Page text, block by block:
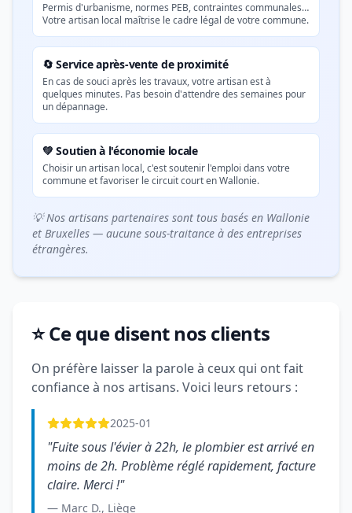
Permis d'urbanisme, normes PEB, contraintes communales…
Votre artisan local maîtrise le cadre légal de votre commune.
🔄 Service après-vente de proximité
En cas de souci après les travaux, votre artisan est à
quelques minutes. Pas besoin d'attendre des semaines pour
un dépannage.
💚 Soutien à l'économie locale
Choisir un artisan local, c'est soutenir l'emploi dans votre
commune et favoriser le circuit court en Wallonie.
💡 Nos artisans partenaires sont tous basés en Wallonie
et Bruxelles — aucune sous-traitance à des entreprises
étrangères.
⭐ Ce que disent nos clients
On préfère laisser la parole à ceux qui ont fait
confiance à nos artisans. Voici leurs retours :
2025-01
"Fuite sous l'évier à 22h, le plombier est arrivé en
moins de 2h. Problème réglé rapidement, facture
claire. Merci !"
— Marc D., Liège